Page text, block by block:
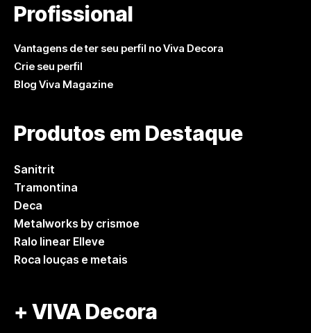
Profissional
Vantagens de ter seu perfil no Viva Decora
Crie seu perfil
Blog Viva Magazine
Produtos em Destaque
Sanitrit
Tramontina
Deca
Metalworks by crismoe
Ralo linear Elleve
Roca louças e metais
+ VIVA Decora